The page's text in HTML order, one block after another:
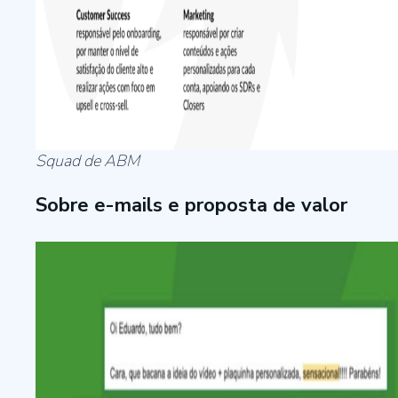
Squad de ABM
Sobre e-mails e proposta de valor